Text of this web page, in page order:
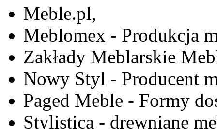
Meble.pl,
Meblomex - Produkcja
Zakłady Meblarskie
Nowy Styl - Producent
Paged Meble - Formy
Stylistica - drewniane